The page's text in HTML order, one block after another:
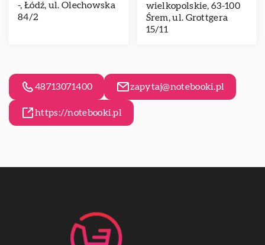
-, Łódź, ul. Olechowska
84/2
wielkopolskie, 63-100
Śrem, ul. Grottgera
15/11
48713071400 zapytaj@notebooki.pl
https://notebooki.pl